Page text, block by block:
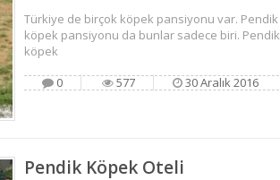
Türkiye de birçok köpek pansiyonu var. Pendik
köpek pansiyonu da bunlar sadece biri. Pendik
köpek
0
577 30 Aralık 2016
Pendik Köpek Oteli